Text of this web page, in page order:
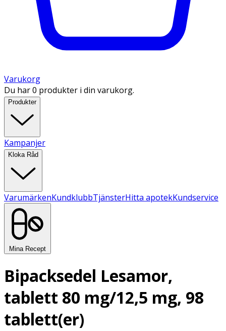
Varukorg
Du har 0 produkter i din varukorg.
Produkter
Kampanjer
Kloka Råd
VarumärkenKundklubbTjänsterHitta apotekKundservice
Mina Recept
Bipacksedel Lesamor,
tablett 80 mg/12,5 mg, 98
tablett(er)